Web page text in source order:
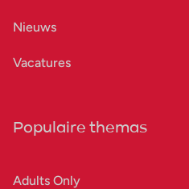
Nieuws
Vacatures
Populaire themas
Adults Only